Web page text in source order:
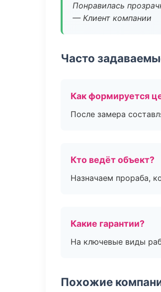
Понравилась
— Клиент компании
Часто
Как формируется
После замера
Кто ведёт объект?
Назначаем прораба,
Какие гарантии?
На ключевые виды
Похожие